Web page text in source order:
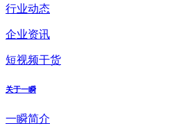
行业动态
企业资讯
短视频干货
关于一瞬
一瞬简介